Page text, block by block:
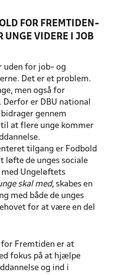
FOR FREMTIDEN-
UNGE VIDERE I JOB
uden for job- og
Det er et problem.
men også for
er DBU national
gennem
at flere unge kommer
tilgang er Fodbold
løfte de unges sociale
med Ungeløftets
skal med, skabes en
med både de unges
for at være en del
Fremtiden er at
fokus på at hjælpe
og ind i